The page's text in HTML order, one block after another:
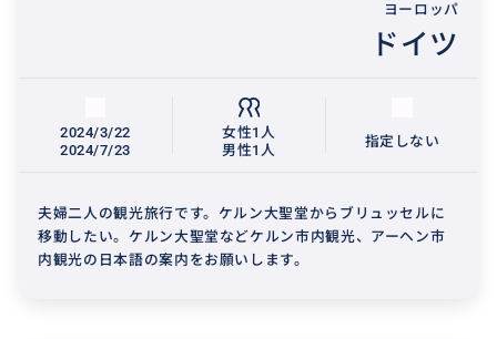
ヨーロッパ
ドイツ
2024/3/22
2024/7/23
女性1人
男性1人
指定しない
夫婦二人の観光旅行です。ケルン大聖堂からブリュッセルに
移動したい。ケルン大聖堂などケルン市内観光、アーヘン市
内観光の日本語の案内をお願いします。